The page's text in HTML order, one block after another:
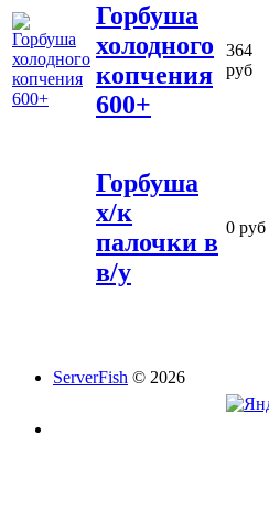
Горбуша
холодного
копчения
600+
364
руб
Горбуша
х/к
палочки в
в/у
0 руб
ServerFish © 2026